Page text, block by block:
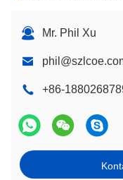
Mr. Phil Xu
+86-